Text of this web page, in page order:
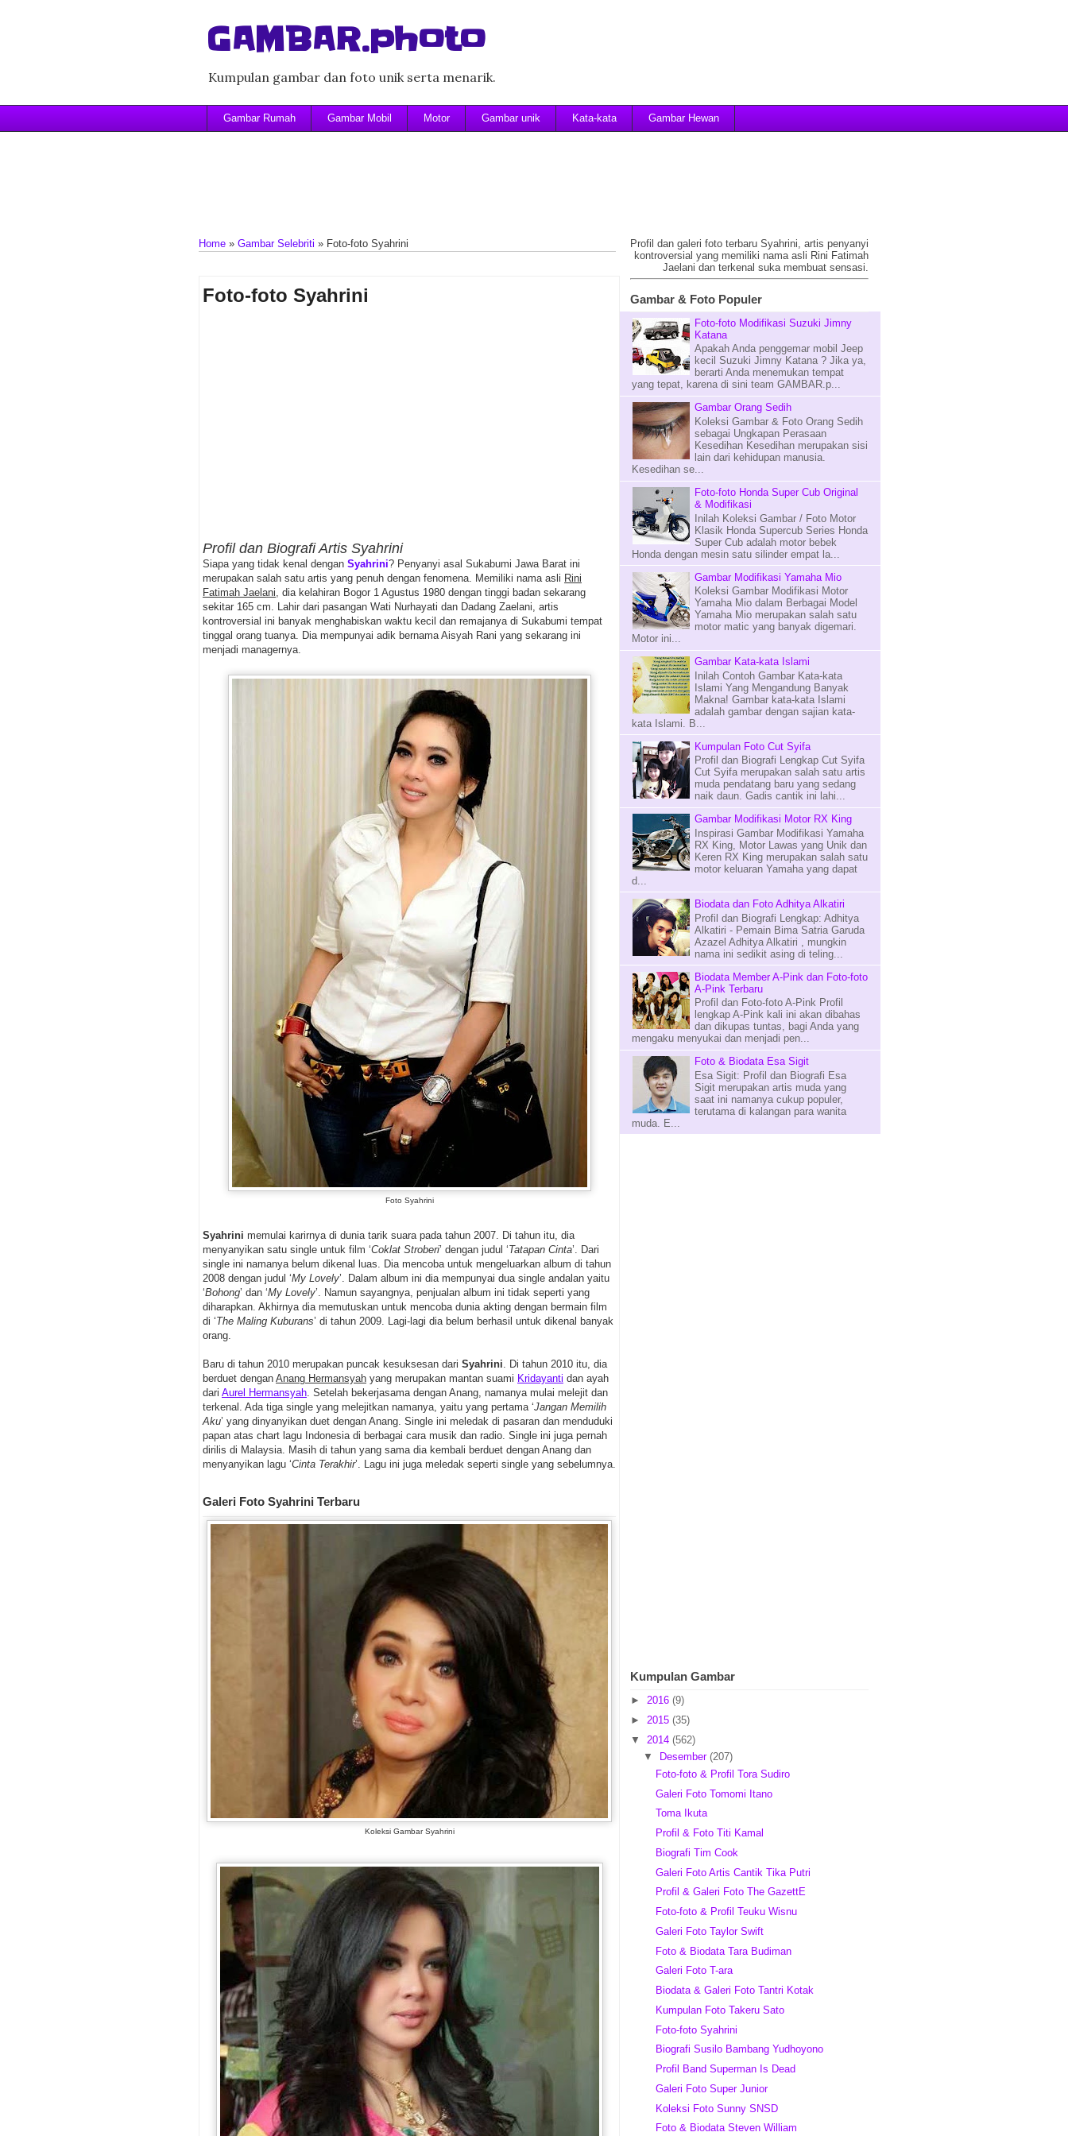
GAMBAR.photo
Kumpulan gambar dan foto unik serta menarik.
Gambar Rumah Gambar Mobil Motor Gambar unik Kata-kata Gambar Hewan
Home » Gambar Selebriti » Foto-foto Syahrini
Foto-foto Syahrini
Profil dan Biografi Artis Syahrini
Siapa yang tidak kenal dengan Syahrini? Penyanyi asal Sukabumi Jawa Barat ini
merupakan salah satu artis yang penuh dengan fenomena. Memiliki nama asli Rini
Fatimah Jaelani , dia kelahiran Bogor 1 Agustus 1980 dengan tinggi badan sekarang
sekitar 165 cm. Lahir dari pasangan Wati Nurhayati dan Dadang Zaelani, artis
kontroversial ini banyak menghabiskan waktu kecil dan remajanya di Sukabumi tempat
tinggal orang tuanya. Dia mempunyai adik bernama Aisyah Rani yang sekarang ini
menjadi managernya.
Foto Syahrini
Syahrini memulai karirnya di dunia tarik suara pada tahun 2007. Di tahun itu, dia
menyanyikan satu single untuk film ‘Coklat Stroberi’ dengan judul ‘Tatapan Cinta’. Dari
single ini namanya belum dikenal luas. Dia mencoba untuk mengeluarkan album di tahun
2008 dengan judul ‘My Lovely’. Dalam album ini dia mempunyai dua single andalan yaitu
‘Bohong’ dan ‘My Lovely’. Namun sayangnya, penjualan album ini tidak seperti yang
diharapkan. Akhirnya dia memutuskan untuk mencoba dunia akting dengan bermain film
di ‘The Maling Kuburans’ di tahun 2009. Lagi-lagi dia belum berhasil untuk dikenal banyak
orang.
Baru di tahun 2010 merupakan puncak kesuksesan dari Syahrini. Di tahun 2010 itu, dia
berduet dengan Anang Hermansyah yang merupakan mantan suami Kridayanti dan ayah
dari Aurel Hermansyah. Setelah bekerjasama dengan Anang, namanya mulai melejit dan
terkenal. Ada tiga single yang melejitkan namanya, yaitu yang pertama ‘Jangan Memilih
Aku’ yang dinyanyikan duet dengan Anang. Single ini meledak di pasaran dan menduduki
papan atas chart lagu Indonesia di berbagai cara musik dan radio. Single ini juga pernah
dirilis di Malaysia. Masih di tahun yang sama dia kembali berduet dengan Anang dan
menyanyikan lagu ‘Cinta Terakhir’. Lagu ini juga meledak seperti single yang sebelumnya.
Galeri Foto Syahrini Terbaru
Koleksi Gambar Syahrini
Profil dan galeri foto terbaru Syahrini, artis penyanyi
kontroversial yang memiliki nama asli Rini Fatimah
Jaelani dan terkenal suka membuat sensasi.
Gambar & Foto Populer
Foto-foto Modifikasi Suzuki Jimny
Katana
Apakah Anda penggemar mobil Jeep
kecil Suzuki Jimny Katana ? Jika ya,
berarti Anda menemukan tempat
yang tepat, karena di sini team GAMBAR.p...
Gambar Orang Sedih
Koleksi Gambar & Foto Orang Sedih
sebagai Ungkapan Perasaan
Kesedihan Kesedihan merupakan sisi
lain dari kehidupan manusia.
Kesedihan se...
Foto-foto Honda Super Cub Original
& Modifikasi
Inilah Koleksi Gambar / Foto Motor
Klasik Honda Supercub Series Honda
Super Cub adalah motor bebek
Honda dengan mesin satu silinder empat la...
Gambar Modifikasi Yamaha Mio
Koleksi Gambar Modifikasi Motor
Yamaha Mio dalam Berbagai Model
Yamaha Mio merupakan salah satu
motor matic yang banyak digemari.
Motor ini...
Gambar Kata-kata Islami
Inilah Contoh Gambar Kata-kata
Islami Yang Mengandung Banyak
Makna! Gambar kata-kata Islami
adalah gambar dengan sajian kata-
kata Islami. B...
Kumpulan Foto Cut Syifa
Profil dan Biografi Lengkap Cut Syifa
Cut Syifa merupakan salah satu artis
muda pendatang baru yang sedang
naik daun. Gadis cantik ini lahi...
Gambar Modifikasi Motor RX King
Inspirasi Gambar Modifikasi Yamaha
RX King, Motor Lawas yang Unik dan
Keren RX King merupakan salah satu
motor keluaran Yamaha yang dapat
d...
Biodata dan Foto Adhitya Alkatiri
Profil dan Biografi Lengkap: Adhitya
Alkatiri - Pemain Bima Satria Garuda
Azazel Adhitya Alkatiri , mungkin
nama ini sedikit asing di teling...
Biodata Member A-Pink dan Foto-foto
A-Pink Terbaru
Profil dan Foto-foto A-Pink Profil
lengkap A-Pink kali ini akan dibahas
dan dikupas tuntas, bagi Anda yang
mengaku menyukai dan menjadi pen...
Foto & Biodata Esa Sigit
Esa Sigit: Profil dan Biografi Esa
Sigit merupakan artis muda yang
saat ini namanya cukup populer,
terutama di kalangan para wanita
muda. E...
Kumpulan Gambar
► 2016 (9)
► 2015 (35)
▼ 2014 (562)
▼
Desember (207)
Foto-foto & Profil Tora Sudiro
Galeri Foto Tomomi Itano
Toma Ikuta
Profil & Foto Titi Kamal
Biografi Tim Cook
Galeri Foto Artis Cantik Tika Putri
Profil & Galeri Foto The GazettE
Foto-foto & Profil Teuku Wisnu
Galeri Foto Taylor Swift
Foto & Biodata Tara Budiman
Galeri Foto T-ara
Biodata & Galeri Foto Tantri Kotak
Kumpulan Foto Takeru Sato
Foto-foto Syahrini
Biografi Susilo Bambang Yudhoyono
Profil Band Superman Is Dead
Galeri Foto Super Junior
Koleksi Foto Sunny SNSD
Foto & Biodata Steven William